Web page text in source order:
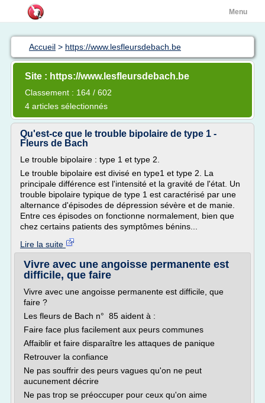
Menu
Accueil > https://www.lesfleursdebach.be
Site : https://www.lesfleursdebach.be
Classement : 164 / 602
4 articles sélectionnés
Qu'est-ce que le trouble bipolaire de type 1 -
Fleurs de Bach
Le trouble bipolaire : type 1 et type 2.
Le trouble bipolaire est divisé en type1 et type 2. La
principale différence est l'intensité et la gravité de l'état. Un
trouble bipolaire typique de type 1 est caractérisé par une
alternance d'épisodes de dépression sévère et de manie.
Entre ces épisodes on fonctionne normalement, bien que
chez certains patients des symptômes bénins...
Lire la suite
Vivre avec une angoisse permanente est
difficile, que faire
Vivre avec une angoisse permanente est difficile, que
faire ?
Les fleurs de Bach n° 85 aident à :
Faire face plus facilement aux peurs communes
Affaiblir et faire disparaître les attaques de panique
Retrouver la confiance
Ne pas souffrir des peurs vagues qu'on ne peut
aucunement décrire
Ne pas trop se préoccuper pour ceux qu'on aime